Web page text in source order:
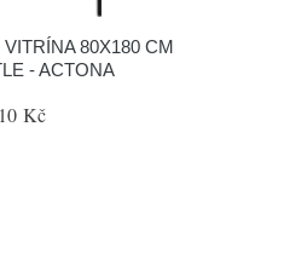
80X180 CM
- ACTONA
Kč